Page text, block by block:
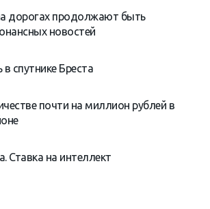
дорогах продолжают быть
новостей
спутнике Бреста
почти на миллион рублей в
Ставка на интеллект